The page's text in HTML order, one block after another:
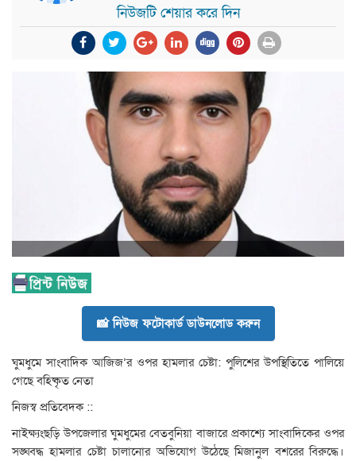
নিউজটি শেয়ার করে দিন
📸 নিউজ ফটোকার্ড ডাউনলোড করুন
ঘুমধুমে সাংবাদিক আজিজ’র ওপর হামলার চেষ্টা: পুলিশের উপস্থিতিতে পালিয়ে
গেছে বহিষ্কৃত নেতা
নিজস্ব প্রতিবেদক ::
নাইক্ষ্যংছড়ি উপজেলার ঘুমধুমের বেতবুনিয়া বাজারে প্রকাশ্যে সাংবাদিকের ওপর
সঙ্ঘবদ্ধ হামলার চেষ্টা চালানোর অভিযোগ উঠেছে মিজানুল বশরের বিরুদ্ধে।